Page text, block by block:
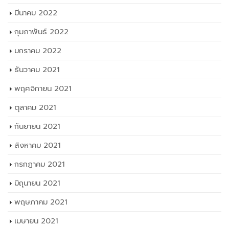
มีนาคม 2022
กุมภาพันธ์ 2022
มกราคม 2022
ธันวาคม 2021
พฤศจิกายน 2021
ตุลาคม 2021
กันยายน 2021
สิงหาคม 2021
กรกฎาคม 2021
มิถุนายน 2021
พฤษภาคม 2021
เมษายน 2021